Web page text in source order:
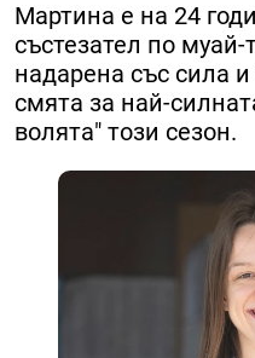
Мартина е на 24
състезател по
надарена със сила
смята за най-
волята" този сезон.